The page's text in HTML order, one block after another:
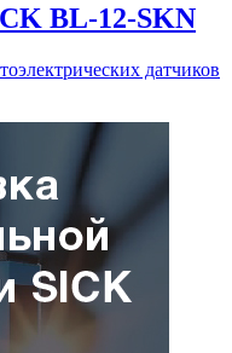
BL-12-SKN
датчиков